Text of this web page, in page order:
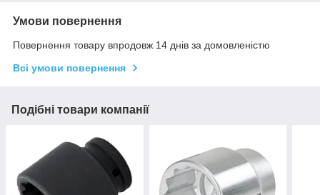
Умови повернення
Повернення товару впродовж 14 днів за домовленістю
Всі умови повернення
Подібні товари компанії